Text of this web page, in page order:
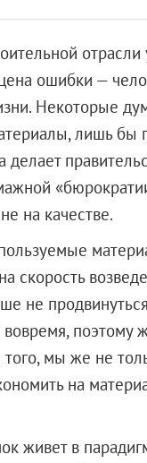
отрасли
ошибки —
Некоторые
лишь бы
на качестве.
скорость
не
вовремя,
мы же не
на
живет в